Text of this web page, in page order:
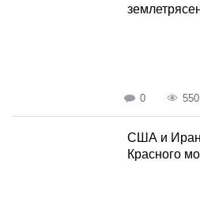
0 550
США и Иран
Красного